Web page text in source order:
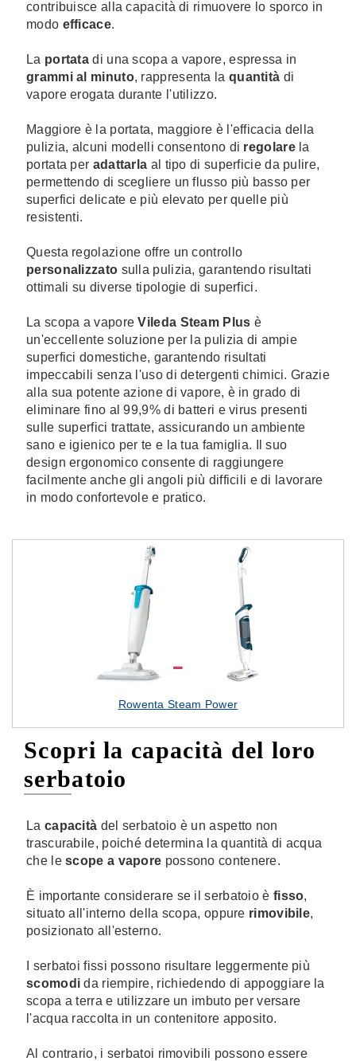
contribuisce alla capacità di rimuovere lo sporco in
modo efficace.
La portata di una scopa a vapore, espressa in
grammi al minuto, rappresenta la quantità di
vapore erogata durante l'utilizzo.
Maggiore è la portata, maggiore è l'efficacia della
pulizia, alcuni modelli consentono di regolarela
portata per adattarla al tipo di superficie da pulire,
permettendo di scegliere un flusso più basso per
superfici delicate e più elevato per quelle più
resistenti.
Questa regolazione offre un controllo
personalizzato sulla pulizia, garantendo risultati
ottimali su diverse tipologie di superfici.
La scopa a vaporeVileda Steam Plus è
un'eccellente soluzione per la pulizia di ampie
superfici domestiche, garantendo risultati
impeccabili senza l'uso di detergenti chimici. Grazie
alla sua potente azione di vapore, è in grado di
eliminare fino al 99,9% di batteri e virus presenti
sulle superfici trattate, assicurando un ambiente
sano e igienico per te e la tua famiglia. Il suo
design ergonomico consente di raggiungere
facilmente anche gli angoli più difficili e di lavorare
in modo confortevole e pratico.
Rowenta Steam Power
Scopri la capacità del loro
serbatoio
La capacità del serbatoio è un aspetto non
trascurabile, poiché determina la quantità di acqua
che lescope a vapore possono contenere.
È importante considerare se il serbatoio è fisso,
situato all'interno della scopa, oppure rimovibile,
posizionato all'esterno.
I serbatoi fissi possono risultare leggermente più
scomodida riempire, richiedendo di appoggiare la
scopa a terra e utilizzare un imbuto per versare
l'acqua raccolta in un contenitore apposito.
Al contrario, i serbatoi rimovibili possono essere